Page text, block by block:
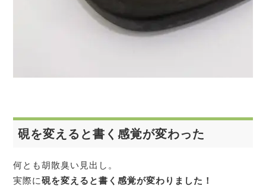
硯を変えると書く感覚が変わった
何とも胡散臭い見出し。
実際に硯を変えると書く感覚が変わりました！